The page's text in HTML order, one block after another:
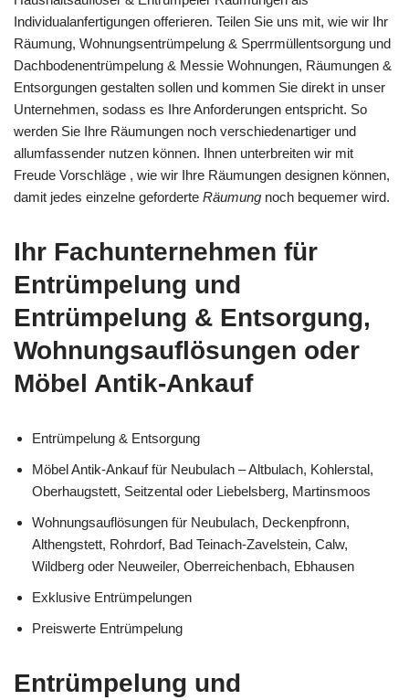
Individualanfertigungen offerieren. Teilen Sie uns mit, wie wir Ihr
Räumung, Wohnungsentrümpelung & Sperrmüllentsorgung und
Dachbodenentrümpelung & Messie Wohnungen, Räumungen &
Entsorgungen gestalten sollen und kommen Sie direkt in unser
Unternehmen, sodass es Ihre Anforderungen entspricht. So
werden Sie Ihre Räumungen noch verschiedenartiger und
allumfassender nutzen können. Ihnen unterbreiten wir mit
Freude Vorschläge , wie wir Ihre Räumungen designen können,
damit jedes einzelne geforderte Räumung noch bequemer wird.
Ihr Fachunternehmen für
Entrümpelung und
Entrümpelung & Entsorgung,
Wohnungsauflösungen oder
Möbel Antik-Ankauf
Entrümpelung & Entsorgung
Möbel Antik-Ankauf für Neubulach – Altbulach, Kohlerstal,
Oberhaugstett, Seitzental oder Liebelsberg, Martinsmoos
Wohnungsauflösungen für Neubulach, Deckenpfronn,
Althengstett, Rohrdorf, Bad Teinach-Zavelstein, Calw,
Wildberg oder Neuweiler, Oberreichenbach, Ebhausen
Exklusive Entrümpelungen
Preiswerte Entrümpelung
Entrümpelung und